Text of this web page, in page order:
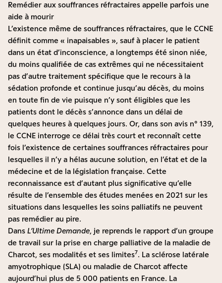
Remédier aux souffrances réfractaires appelle parfois une
aide à mourir
L’existence même de souffrances réfractaires, que le CCNE
définit comme « inapaisables », sauf à placer le patient
dans un état d’inconscience, a longtemps été sinon niée,
du moins qualifiée de cas extrêmes qui ne nécessitaient
pas d’autre traitement spécifique que le recours à la
sédation profonde et continue jusqu’au décès, du moins
en toute fin de vie puisque n’y sont éligibles que les
patients dont le décès s’annonce dans un délai de
quelques heures à quelques jours. Or, dans son avis n° 139,
le CCNE interroge ce délai très court et reconnaît cette
fois l’existence de certaines souffrances réfractaires pour
lesquelles il n’y a hélas aucune solution, en l’état et de la
médecine et de la législation française. Cette
reconnaissance est d’autant plus significative qu’elle
résulte de l’ensemble des études menées en 2021 sur les
situations dans lesquelles les soins palliatifs ne peuvent
pas remédier au pire.
Dans L’Ultime Demande, je reprends le rapport d’un groupe
de travail sur la prise en charge palliative de la maladie de
Charcot, ses modalités et ses limites7. La sclérose latérale
amyotrophique (SLA) ou maladie de Charcot affecte
aujourd’hui plus de 5 000 patients en France. La